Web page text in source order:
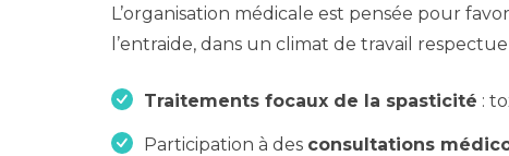
L’organisation médicale est pensée pour
l’entraide, dans un climat de travail
Traitements focaux de la spasticité :
Participation à des consultations